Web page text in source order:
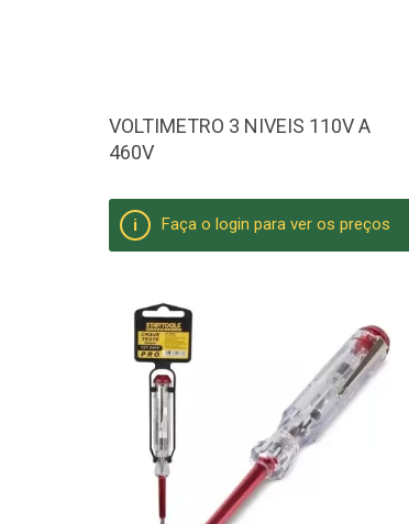
VOLTIMETRO 3 NIVEIS 110V A
460V
i Faça o login para ver os preços